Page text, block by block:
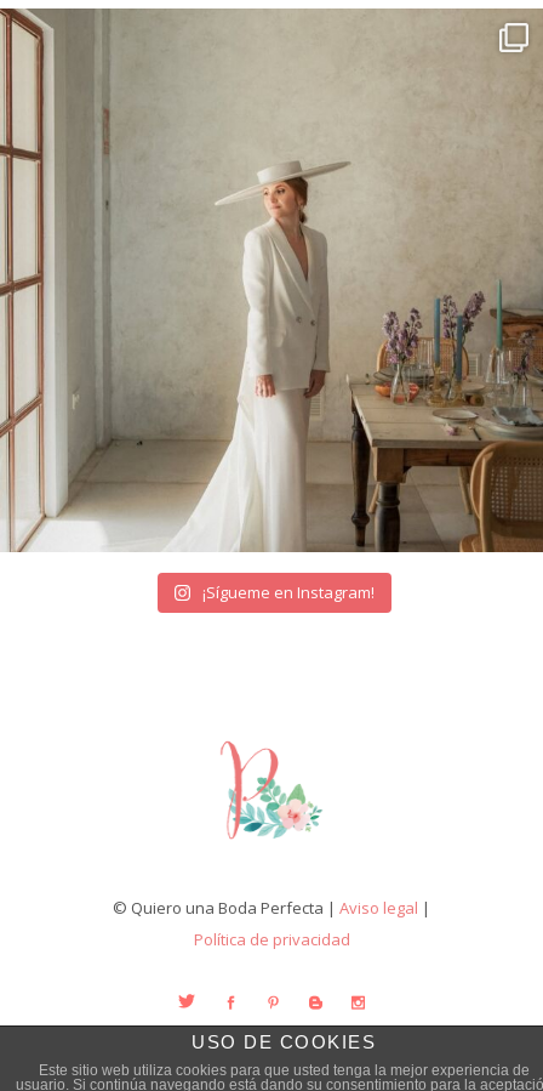
¡Sígueme en Instagram!
© Quiero una Boda Perfecta | Aviso legal |
Política de privacidad
USO DE COOKIES
Este sitio web utiliza cookies para que usted tenga la mejor experiencia de
usuario. Si continúa navegando está dando su consentimiento para la